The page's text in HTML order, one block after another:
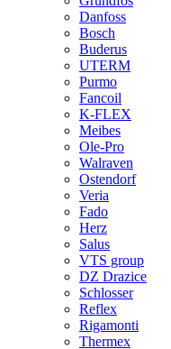
Danfoss
Bosch
Buderus
UTERM
Purmo
Fancoil
K-FLEX
Meibes
Ole-Pro
Walraven
Ostendorf
Veria
Fado
Herz
Salus
VTS group
DZ Drazice
Schlosser
Reflex
Rigamonti
Thermex